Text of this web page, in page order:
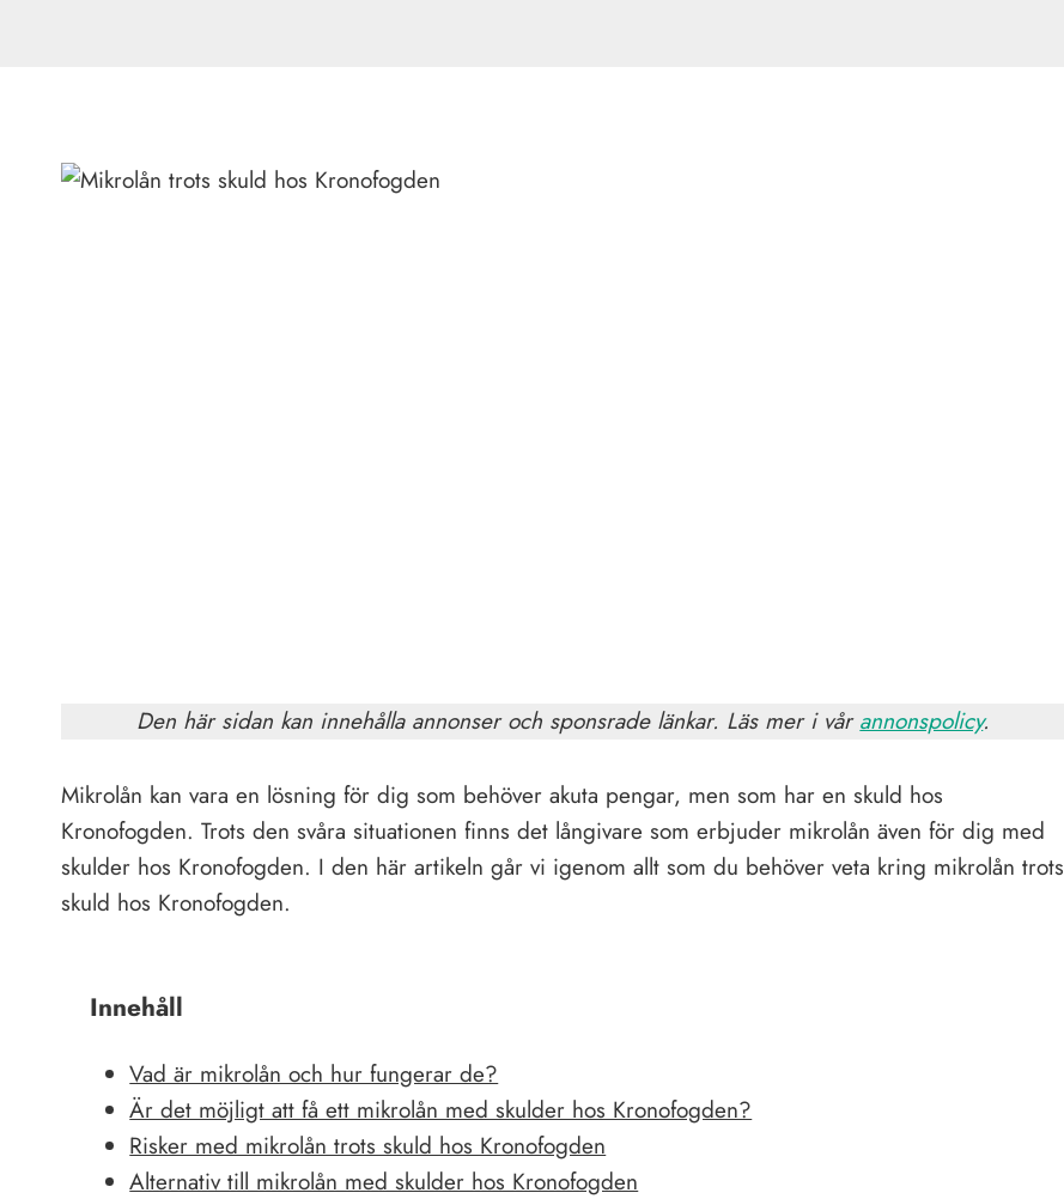
Den här sidan kan innehålla annonser och sponsrade länkar. Läs mer i vårannonspolicy.
Mikrolån kan vara en lösning för dig som behöver akuta pengar, men som har en skuld hos
Kronofogden. Trots den svåra situationen finns det långivare som erbjuder mikrolån även för dig med
skulder hos Kronofogden. I den här artikeln går vi igenom allt som du behöver veta kring mikrolån trots
skuld hos Kronofogden.
Innehåll
Vad är mikrolån och hur fungerar de?
Är det möjligt att få ett mikrolån med skulder hos Kronofogden?
Risker med mikrolån trots skuld hos Kronofogden
Alternativ till mikrolån med skulder hos Kronofogden